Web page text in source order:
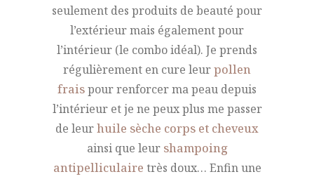
seulement des produits de beauté pour
l’extérieur mais également pour
l’intérieur (le combo idéal). Je prends
régulièrement en cure leurpollen
fraispour renforcer ma peau depuis
l’intérieur et je ne peux plus me passer
de leurhuile sèche corps et cheveux
ainsi que leur shampoing
antipelliculaire très doux… Enfin une